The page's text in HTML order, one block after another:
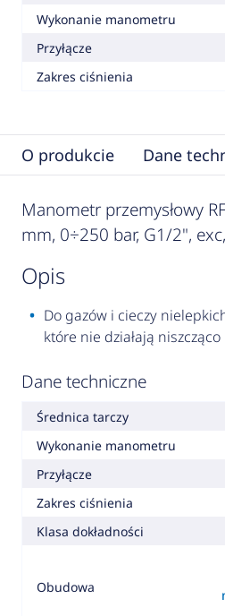
Wykonanie manometru
Przyłącze
Zakres ciśnienia
O produkcie Dane
Manometr przemysłowy
mm, 0÷250 bar, G1/2",
opis
Do gazów i cieczy
które nie działają
Dane techniczne
Średnica tarczy
Wykonanie manometru
Przyłącze
Zakres ciśnienia
Klasa dokładności
Obudowa